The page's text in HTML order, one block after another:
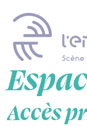
Accès